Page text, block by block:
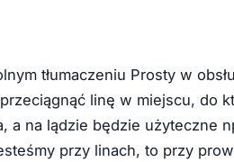
tłumaczeniu Prosty w
linę w miejscu, do
a na lądzie będzie użyteczne
przy linach, to przy